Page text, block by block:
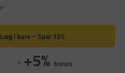
Læg i kurv Spar 15%
+5% bonus